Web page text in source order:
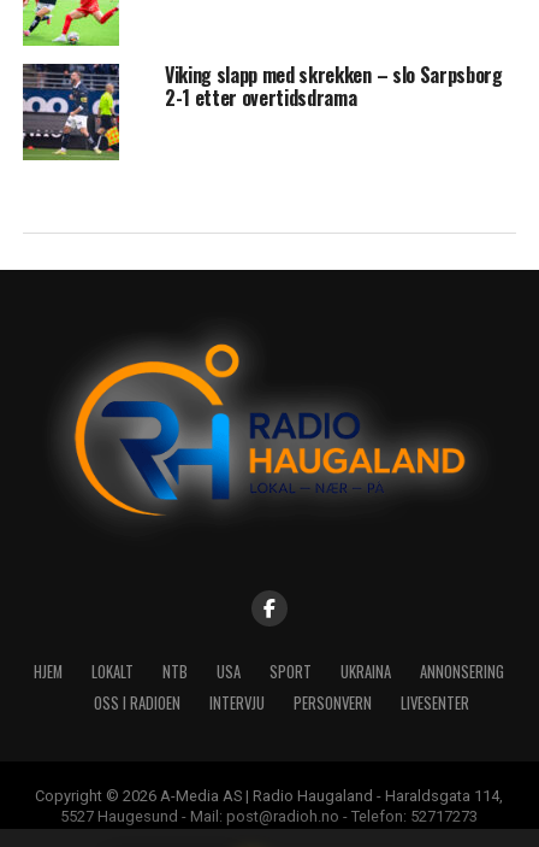
Viking slapp med skrekken – slo Sarpsborg
2-1 etter overtidsdrama
HJEM LOKALT NTB USA SPORT UKRAINA
ANNONSERING
OSS I RADIOEN
INTERVJU PERSONVERN LIVESENTER
Copyright © 2026 A-Media AS | Radio Haugaland - Haraldsgata 114,
5527 Haugesund - Mail: post@radioh.no - Telefon: 52717273